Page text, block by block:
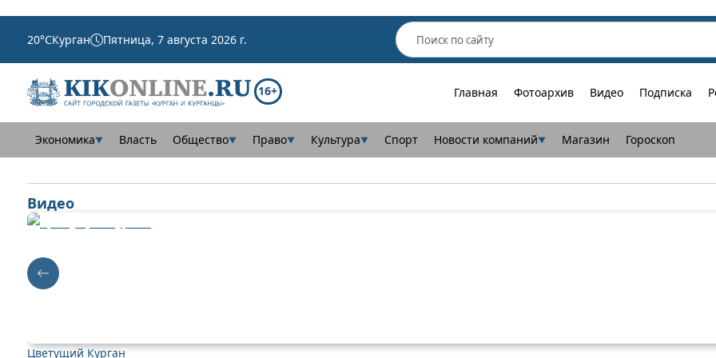
20°CКурган Пятница, 7 августа 2026 г.
16+ Главная Фотоархив Видео Подписка
Экономика▼ Власть Общество▼ Право▼ Культура▼ Спорт Новости компаний▼ Магазин Гороскоп
Видео
Цветущий Курган